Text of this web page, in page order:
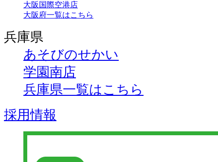
大阪国際空港店
大阪府一覧はこちら
兵庫県
あそびのせかい
学園南店
兵庫県一覧はこちら
採用情報